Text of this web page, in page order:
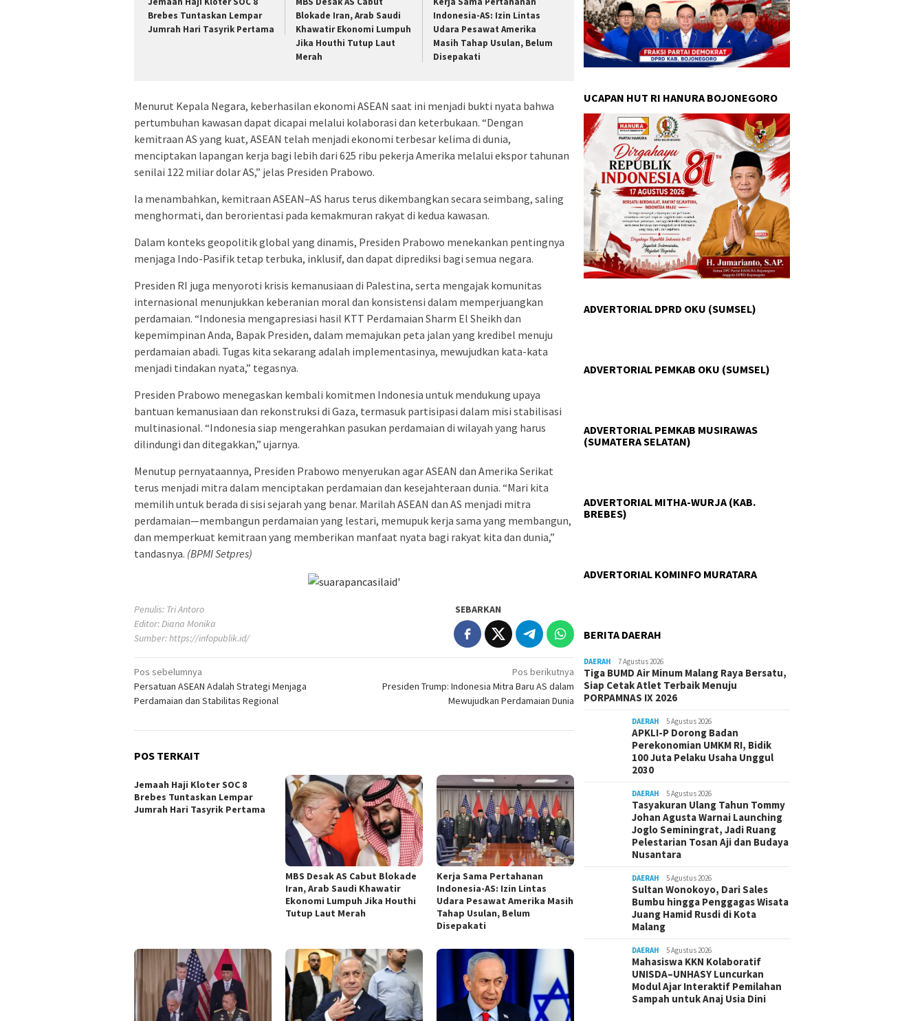
Brebes Tuntaskan Lempar
Jumrah Hari Tasyrik Pertama
Blokade Iran, Arab Saudi
Khawatir Ekonomi Lumpuh
Jika Houthi Tutup Laut
Merah
Indonesia-AS: Izin Lintas
Udara Pesawat Amerika
Masih Tahap Usulan, Belum
Disepakati
Menurut Kepala Negara, keberhasilan ekonomi ASEAN saat ini menjadi bukti nyata bahwa
pertumbuhan kawasan dapat dicapai melalui kolaborasi dan keterbukaan. “Dengan
kemitraan AS yang kuat, ASEAN telah menjadi ekonomi terbesar kelima di dunia,
menciptakan lapangan kerja bagi lebih dari 625 ribu pekerja Amerika melalui ekspor tahunan
senilai 122 miliar dolar AS,” jelas Presiden Prabowo.
Ia menambahkan, kemitraan ASEAN–AS harus terus dikembangkan secara seimbang, saling
menghormati, dan berorientasi pada kemakmuran rakyat di kedua kawasan.
Dalam konteks geopolitik global yang dinamis, Presiden Prabowo menekankan pentingnya
menjaga Indo-Pasifik tetap terbuka, inklusif, dan dapat diprediksi bagi semua negara.
Presiden RI juga menyoroti krisis kemanusiaan di Palestina, serta mengajak komunitas
internasional menunjukkan keberanian moral dan konsistensi dalam memperjuangkan
perdamaian. “Indonesia mengapresiasi hasil KTT Perdamaian Sharm El Sheikh dan
kepemimpinan Anda, Bapak Presiden, dalam memajukan peta jalan yang kredibel menuju
perdamaian abadi. Tugas kita sekarang adalah implementasinya, mewujudkan kata-kata
menjadi tindakan nyata,” tegasnya.
Presiden Prabowo menegaskan kembali komitmen Indonesia untuk mendukung upaya
bantuan kemanusiaan dan rekonstruksi di Gaza, termasuk partisipasi dalam misi stabilisasi
multinasional. “Indonesia siap mengerahkan pasukan perdamaian di wilayah yang harus
dilindungi dan ditegakkan,” ujarnya.
Menutup pernyataannya, Presiden Prabowo menyerukan agar ASEAN dan Amerika Serikat
terus menjadi mitra dalam menciptakan perdamaian dan kesejahteraan dunia. “Mari kita
memilih untuk berada di sisi sejarah yang benar. Marilah ASEAN dan AS menjadi mitra
perdamaian—membangun perdamaian yang lestari, memupuk kerja sama yang membangun,
dan memperkuat kemitraan yang memberikan manfaat nyata bagi rakyat kita dan dunia,”
tandasnya. (BPMI Setpres)
Penulis: Tri Antoro
Editor: Diana Monika
Sumber:https://infopublik.id/
SEBARKAN
Navigasi
pos
Pos sebelumnya
Persatuan ASEAN Adalah Strategi Menjaga
Perdamaian dan Stabilitas Regional
Pos berikutnya
Presiden Trump: Indonesia Mitra Baru AS dalam
Mewujudkan Perdamaian Dunia
POS TERKAIT
Jemaah Haji Kloter SOC 8
Brebes Tuntaskan Lempar
Jumrah Hari Tasyrik Pertama
MBS Desak AS Cabut Blokade
Iran, Arab Saudi Khawatir
Ekonomi Lumpuh Jika Houthi
Tutup Laut Merah
Kerja Sama Pertahanan
Indonesia-AS: Izin Lintas
Udara Pesawat Amerika Masih
Tahap Usulan, Belum
Disepakati
UCAPAN HUT RI HANURA BOJONEGORO
ADVERTORIAL DPRD OKU (SUMSEL)
ADVERTORIAL PEMKAB OKU (SUMSEL)
ADVERTORIAL PEMKAB MUSIRAWAS
(SUMATERA SELATAN)
ADVERTORIAL MITHA-WURJA (KAB.
BREBES)
ADVERTORIAL KOMINFO MURATARA
BERITA DAERAH
DAERAH 7 Agustus 2026
Tiga BUMD Air Minum Malang Raya Bersatu,
Siap Cetak Atlet Terbaik Menuju
PORPAMNAS IX 2026
DAERAH 5 Agustus 2026
APKLI-P Dorong Badan
Perekonomian UMKM RI, Bidik
100 Juta Pelaku Usaha Unggul
2030
DAERAH 5 Agustus 2026
Tasyakuran Ulang Tahun Tommy
Johan Agusta Warnai Launching
Joglo Seminingrat, Jadi Ruang
Pelestarian Tosan Aji dan Budaya
Nusantara
DAERAH 5 Agustus 2026
Sultan Wonokoyo, Dari Sales
Bumbu hingga Penggagas Wisata
Juang Hamid Rusdi di Kota
Malang
DAERAH 5 Agustus 2026
Mahasiswa KKN Kolaboratif
UNISDA–UNHASY Luncurkan
Modul Ajar Interaktif Pemilahan
Sampah untuk Anaj Usia Dini